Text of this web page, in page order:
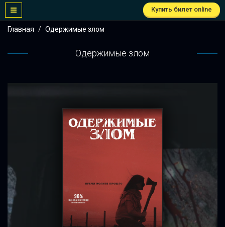
Купить билет online
Главная Одержимые злом
Одержимые злом